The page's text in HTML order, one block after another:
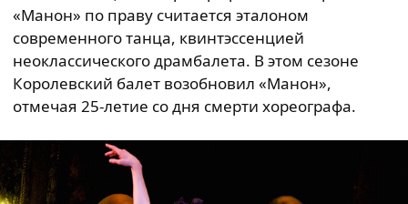
«Манон» по праву считается эталоном
современного танца, квинтэссенцией
неоклассического драмбалета. В этом сезоне
Королевский балет возобновил «Манон»,
отмечая 25-летие со дня смерти хореографа.